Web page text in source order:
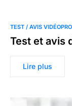
TEST / AVIS
Test et avis
Lire plus